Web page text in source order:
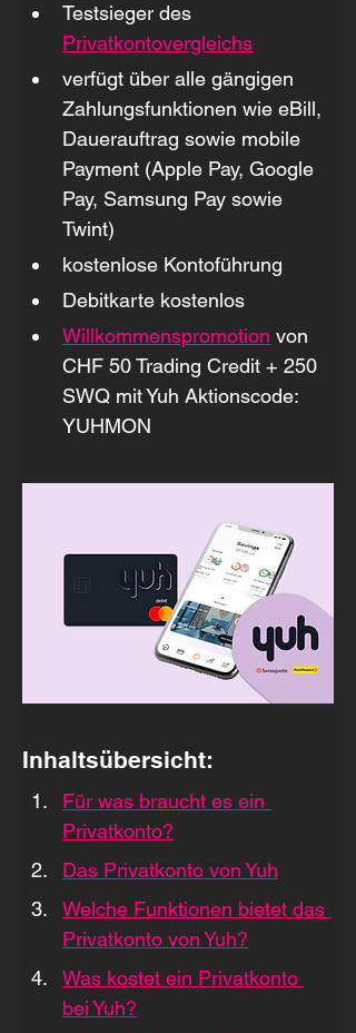
Testsieger des
Privatkontovergleichs
verfügt über alle gängigen
Zahlungsfunktionen wie eBill,
Dauerauftrag sowie mobile
Payment (Apple Pay, Google
Pay, Samsung Pay sowie
Twint)
kostenlose Kontoführung
Debitkarte kostenlos
Willkommenspromotion von
CHF 50 Trading Credit + 250
SWQ mit Yuh Aktionscode:
YUHMON
Inhaltsübersicht:
Für was braucht es ein
Privatkonto?
Das Privatkonto von Yuh
Welche Funktionen bietet das
Privatkonto von Yuh?
Was kostet ein Privatkonto
bei Yuh?